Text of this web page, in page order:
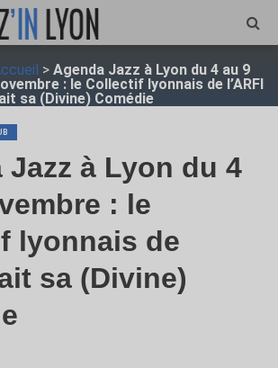
> Agenda Jazz à Lyon du 4 au 9
: le Collectif lyonnais de l’ARFI
sa (Divine) Comédie
Jazz à Lyon du 4
: le
lyonnais de
sa (Divine)